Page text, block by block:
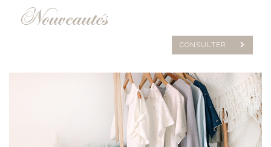
Nouveautés
CONSULTER